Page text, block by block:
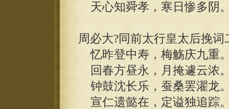
天心知舜孝，寒日惨多阴
周必大?同前太行皇太后挽词
忆昨登中寿，梅觞庆九重
回春方昼永，月掩遽云浓
钟鼓沈长乐，蚕桑罢濯龙
宣仁遗懿在，定谥独追踪